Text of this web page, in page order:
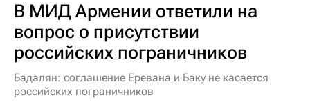
В МИД Армении ответили на
вопрос о присутствии
российских пограничников
Бадалян: соглашение Еревана и Баку не касается
российских пограничников